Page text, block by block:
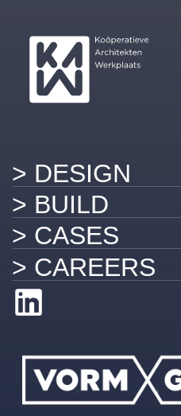
> DESIGN
> BUILD
> CASES
> CAREERS